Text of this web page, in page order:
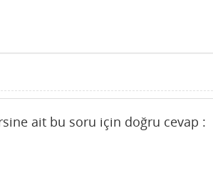
ait bu soru için doğru cevap :